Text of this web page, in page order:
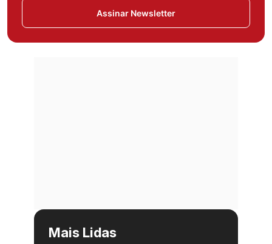
Assinar Newsletter
Mais Lidas